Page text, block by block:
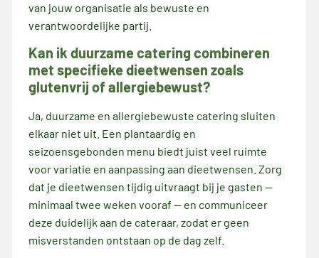
van jouw organisatie als bewuste en
verantwoordelijke partij.
Kan ik duurzame catering combineren
met specifieke dieetwensen zoals
glutenvrij of allergiebewust?
Ja, duurzame en allergiebewuste catering sluiten
elkaar niet uit. Een plantaardig en
seizoensgebonden menu biedt juist veel ruimte
voor variatie en aanpassing aan dieetwensen. Zorg
dat je dieetwensen tijdig uitvraagt bij je gasten —
minimaal twee weken vooraf — en communiceer
deze duidelijk aan de cateraar, zodat er geen
misverstanden ontstaan op de dag zelf.